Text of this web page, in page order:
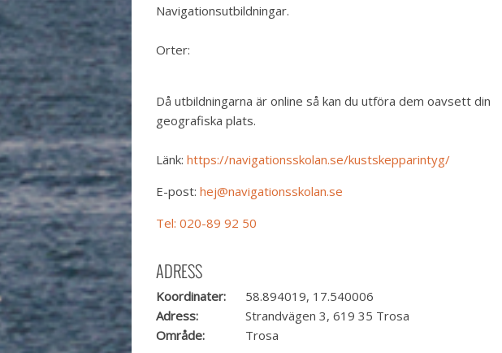
Navigationsutbildningar.
Orter:
Då utbildningarna är online så kan du utföra dem oavsett din
geografiska plats.
Länk: https://navigationsskolan.se/kustskepparintyg/
E-post: hej@navigationsskolan.se
Tel: 020-89 92 50
ADRESS
Koordinater:
58.894019, 17.540006
Adress:
Strandvägen 3, 619 35 Trosa
Område:
Trosa